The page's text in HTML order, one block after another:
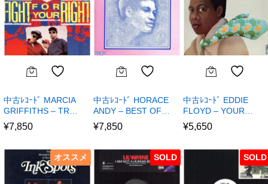
中古ﾚｺｰﾄﾞ MARCIA
GRIFFITHS – TR…
¥7,850
中古ﾚｺｰﾄﾞ HORACE
ANDY – BEST OF…
¥7,850
中古ﾚｺｰﾄﾞ EDDIE
FLOYD – YOUR…
¥5,650
オススメ SOLD SOLD